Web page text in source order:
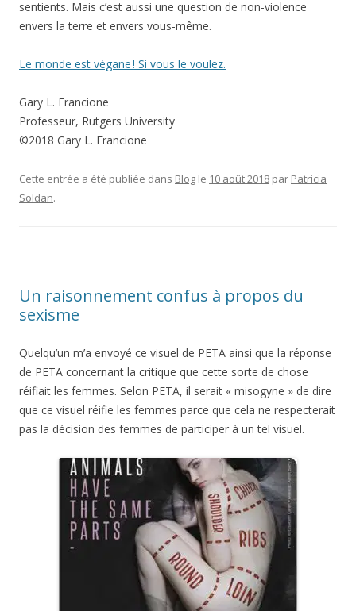
sentients. Mais c’est aussi une question de non-violence
envers la terre et envers vous-même.
Le monde est végane ! Si vous le voulez.
Gary L. Francione
Professeur, Rutgers University
©2018 Gary L. Francione
Cette entrée a été publiée dans Blog le 10 août 2018 par Patricia
Soldan.
Un raisonnement confus à propos du
sexisme
Quelqu’un m’a envoyé ce visuel de PETA ainsi que la réponse
de PETA concernant la critique que cette sorte de chose
réifiait les femmes. Selon PETA, il serait « misogyne » de dire
que ce visuel réifie les femmes parce que cela ne respecterait
pas la décision des femmes de participer à un tel visuel.